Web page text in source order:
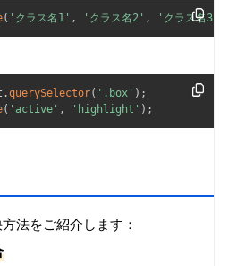
( 'クラス名1' , 'クラス名2' , 'クラス名3'
.querySelector( '.box' ) ;
( 'active' , 'highlight' ) ;
法をご紹介します：